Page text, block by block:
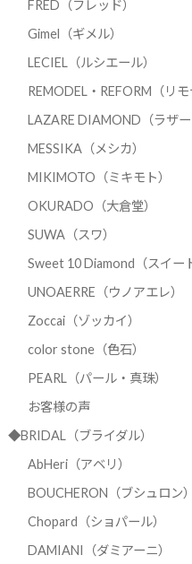
FRED（フレッド）
Gimel（ギメル）
LECIEL（ルシエール）
REMODEL・REFORM（リ
LAZARE DIAMOND（ラザー
MESSIKA（メシカ）
MIKIMOTO（ミキモト）
OKURADO（大倉堂）
SUWA（スワ）
Sweet 10 Diamond（スイー
UNOAERRE（ウノアエレ）
Zoccai（ゾッカイ）
color stone（色石）
PEARL（パール・真珠）
お客様の声
◆BRIDAL（ブライダル）
AbHeri（アベリ）
BOUCHERON（ブシュロン）
Chopard（ショパール）
DAMIANI（ダミアーニ）